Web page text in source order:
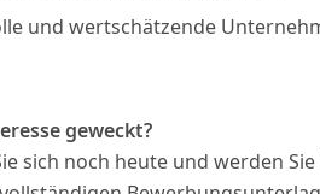
und wertschätzende
geweckt?
sich noch heute und werden